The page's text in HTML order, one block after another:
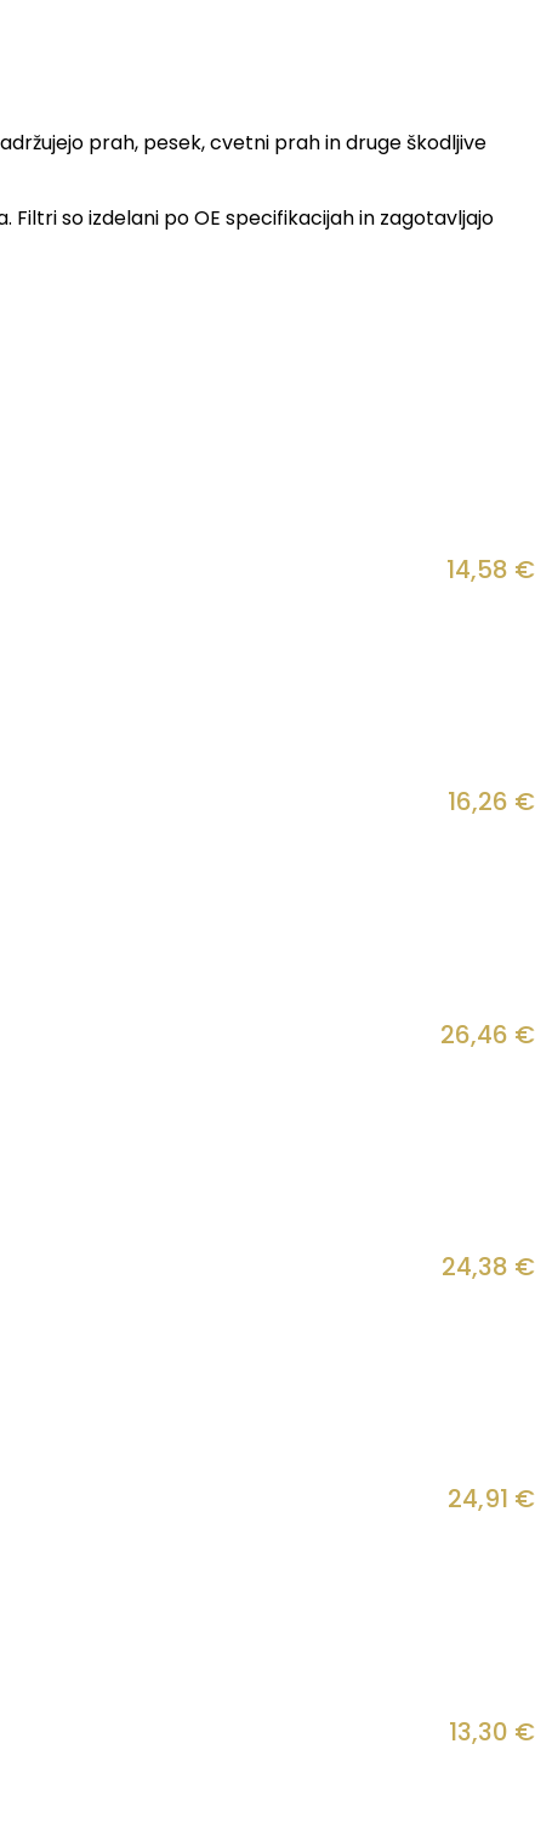
prah, pesek, cvetni prah in druge škodljive
so izdelani po OE specifikacijah in zagotavljajo
14,58 €
16,26 €
26,46 €
24,38 €
24,91 €
13,30 €